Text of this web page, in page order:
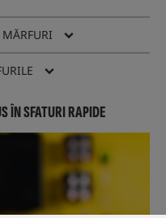
ÎN SFATURI RAPIDE